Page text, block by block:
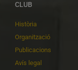
CLUB
Història
Organització
Publicacions
Avís legal